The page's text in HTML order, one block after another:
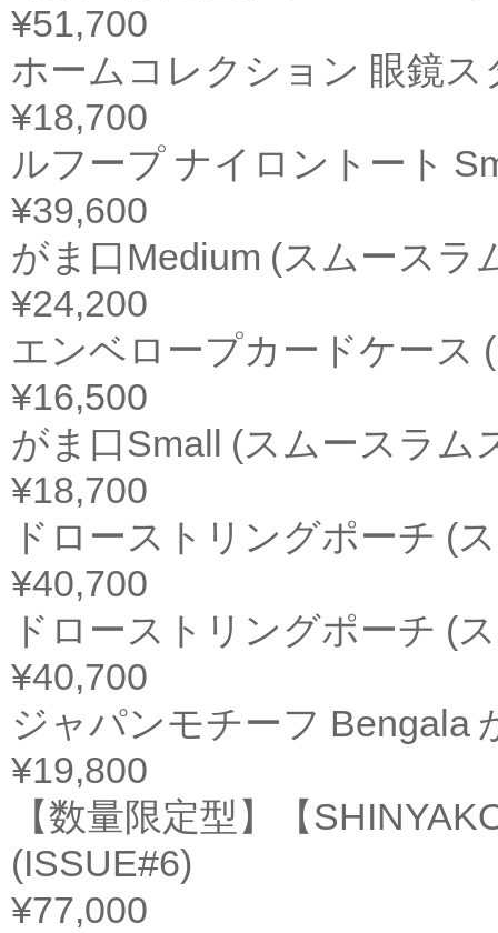
¥51,700
ホームコレクション 眼鏡ス
¥18,700
ルフープ ナイロントート
¥39,600
がま口Medium (スムースラ
¥24,200
エンベロープカードケース
¥16,500
がま口Small (スムースラム
¥18,700
ドローストリングポーチ (
¥40,700
ドローストリングポーチ (
¥40,700
ジャパンモチーフ Bengala
¥19,800
【数量限定型】【
(ISSUE#6)
¥77,000